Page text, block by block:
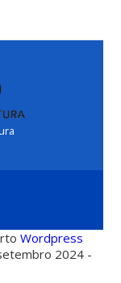
Wordpress
2024 -